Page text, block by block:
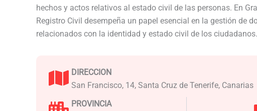
hechos y actos relativos al estado civil de las personas. En
Registro Civil desempeña un papel esencial en la gestión de
relacionados con la identidad y estado civil de los ciudadanos.
DIRECCION
San Francisco, 14, Santa Cruz de Tenerife, Canarias
PROVINCIA